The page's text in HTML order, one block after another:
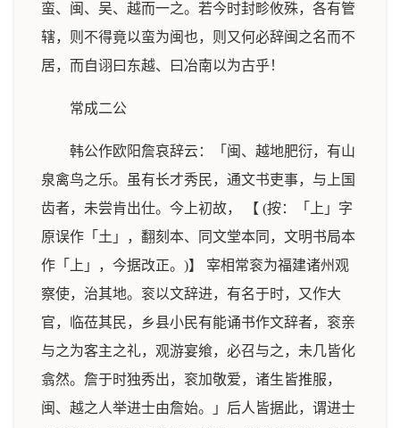
蛮、闽、吴、越而一之。若今时封畛攸殊，各有管
辖，则不得竟以蛮为闽也，则又何必辞闽之名而不
居，而自诩曰东越、曰冶南以为古乎！
常成二公
韩公作欧阳詹哀辞云：「闽、越地肥衍，有山
泉禽鸟之乐。虽有长才秀民，通文书吏事，与上国
齿者，未尝肯出仕。今上初故， 【 (按：「上」字
原误作「土」，翻刻本、同文堂本同，文明书局本
作「上」，今据改正。)】 宰相常衮为福建诸州观
察使，治其地。衮以文辞进，有名于时，又作大
官，临莅其民，乡县小民有能诵书作文辞者，衮亲
与之为客主之礼，观游宴飨，必召与之，未几皆化
翕然。詹于时独秀出，衮加敬爱，诸生皆推服，
闽、越之人举进士由詹始。」后人皆据此，谓进士